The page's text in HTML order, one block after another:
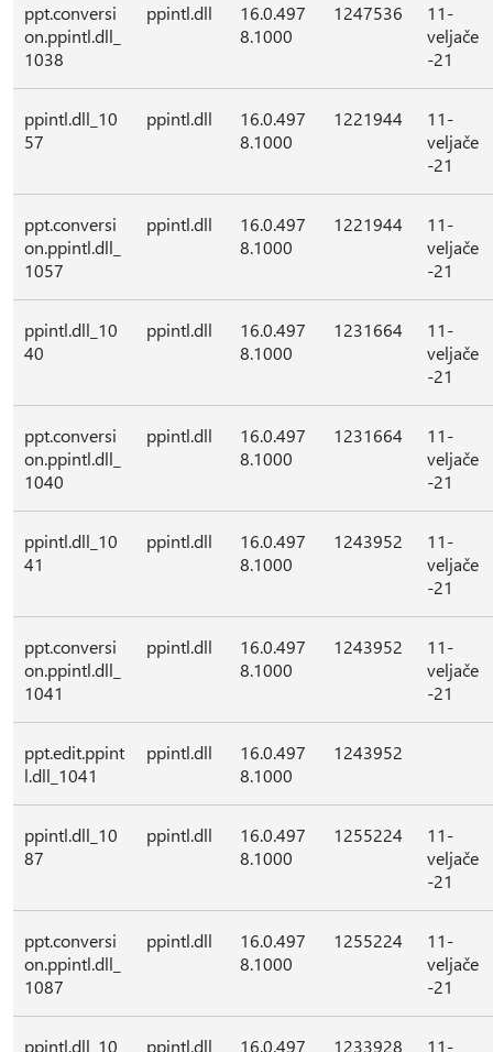
ppt.conversi
on.ppintl.dll_
1038
ppintl.dll
16.0.497
8.1000
1247536
11-
veljače
-21
ppintl.dll_10
57
ppintl.dll
16.0.497
8.1000
1221944
11-
veljače
-21
ppt.conversi
on.ppintl.dll_
1057
ppintl.dll
16.0.497
8.1000
1221944
11-
veljače
-21
ppintl.dll_10
40
ppintl.dll
16.0.497
8.1000
1231664
11-
veljače
-21
ppt.conversi
on.ppintl.dll_
1040
ppintl.dll
16.0.497
8.1000
1231664
11-
veljače
-21
ppintl.dll_10
41
ppintl.dll
16.0.497
8.1000
1243952
11-
veljače
-21
ppt.conversi
on.ppintl.dll_
1041
ppintl.dll
16.0.497
8.1000
1243952
11-
veljače
-21
ppt.edit.ppint
l.dll_1041
ppintl.dll
16.0.497
8.1000
1243952
ppintl.dll_10
87
ppintl.dll
16.0.497
8.1000
1255224
11-
veljače
-21
ppt.conversi
on.ppintl.dll_
1087
ppintl.dll
16.0.497
8.1000
1255224
11-
veljače
-21
ppintl.dll_10 ppintl.dll 16.0.497 1233928 11-